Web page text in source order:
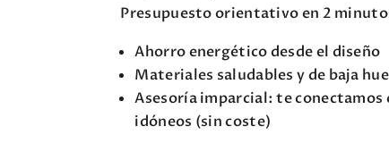
Presupuesto orientativo en 2
Ahorro energético desde el diseño
Materiales saludables y de baja
Asesoría imparcial: te conectamos
idóneos (sin coste)